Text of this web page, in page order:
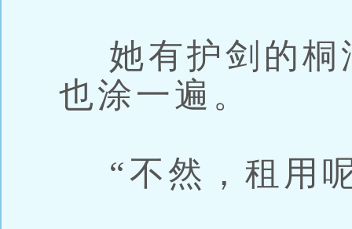
她有护剑的桐
也涂一遍。
“不然，租用